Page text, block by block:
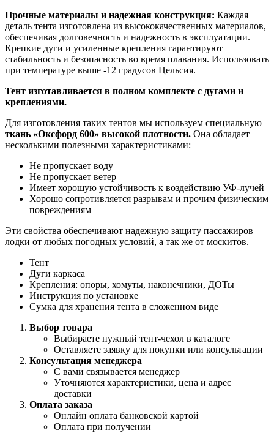
Прочные материалы и надежная конструкция: Каждая
деталь тента изготовлена из высококачественных материалов,
обеспечивая долговечность и надежность в эксплуатации.
Крепкие дуги и усиленные крепления гарантируют
стабильность и безопасность во время плавания. Использовать
при температуре выше -12 градусов Цельсия.
Тент изготавливается в полном комплекте с дугами и
креплениями.
Для изготовления таких тентов мы используем специальную
ткань «Оксфорд 600» высокой плотности. Она обладает
несколькими полезными характеристиками:
Не пропускает воду
Не пропускает ветер
Имеет хорошую устойчивость к воздействию УФ-лучей
Хорошо сопротивляется разрывам и прочим физическим
повреждениям
Эти свойства обеспечивают надежную защиту пассажиров
лодки от любых погодных условий, а так же от москитов.
Тент
Дуги каркаса
Крепления: опоры, хомуты, наконечники, ДОТы
Инструкция по установке
Сумка для хранения тента в сложенном виде
Выбор товара
Выбираете нужный тент-чехол в каталоге
Оставляете заявку для покупки или консультации
Консультация менеджера
С вами связывается менеджер
Уточняются характеристики, цена и адрес
доставки
Оплата заказа
Онлайн оплата банковской картой
Оплата при получении